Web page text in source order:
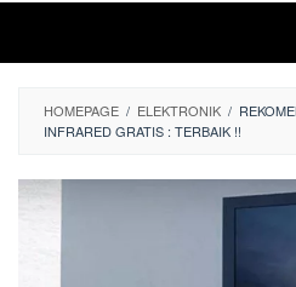
HOMEPAGE / ELEKTRONIK /
INFRARED GRATIS : TERBAIK !!